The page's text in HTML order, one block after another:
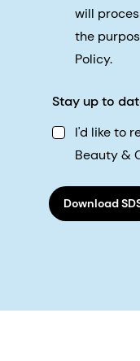
will
the
Policy.
Stay up to
I'd like to
Beauty &
Download